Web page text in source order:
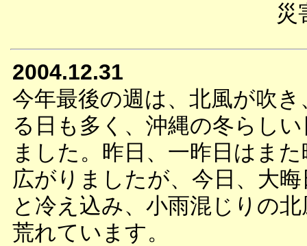
災
2004.12.31
今年最後の週は、北風が吹き
る日も多く、沖縄の冬らし
ました。昨日、一昨日はま
広がりましたが、今日、大
と冷え込み、小雨混じりの
荒れています。